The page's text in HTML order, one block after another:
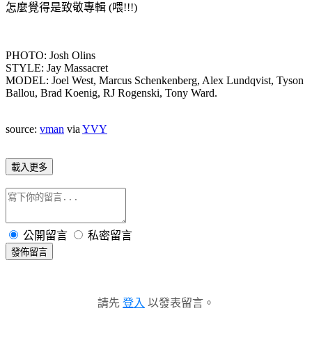
怎麼覺得是致敬專輯 (喂!!!)
PHOTO: Josh Olins
STYLE: Jay Massacret
MODEL: Joel West, Marcus Schenkenberg, Alex Lundqvist, Tyson
Ballou, Brad Koenig, RJ Rogenski, Tony Ward.
source: vman via YVY
載入更多
公開留言 私密留言
發佈留言
請先 登入 以發表留言。